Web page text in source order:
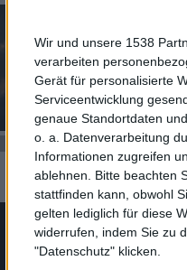
Wir und unsere 1538
verarbeiten
Gerät für personalisierte
Serviceentwicklung
genaue Standortdaten
o. a. Datenverarbeitung
Informationen zugreifen
ablehnen.
Bitte beachten
stattfinden kann, obwohl
gelten lediglich für diese
widerrufen, indem Sie zu
"Datenschutz" klicken.
6/10
Above Aurora
Path To Ruin